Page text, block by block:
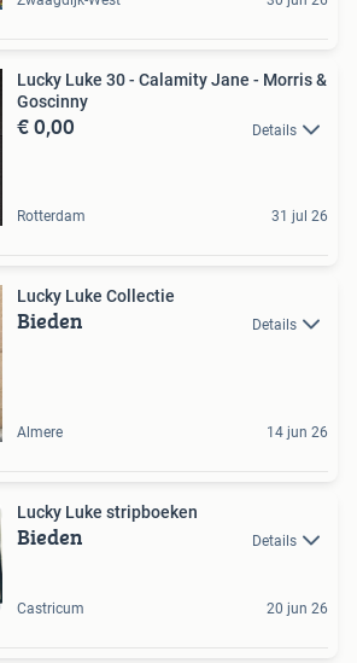
Lucky Luke 30 - Calamity Jane - Morris &
Goscinny
€ 0,00 Details
Rotterdam 31 jul 26
Lucky Luke Collectie
Bieden Details
Almere 14 jun 26
Lucky Luke stripboeken
Bieden Details
Castricum 20 jun 26